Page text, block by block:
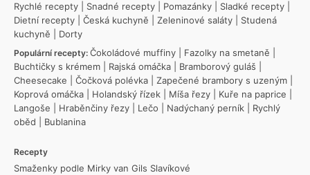
Rychlé recepty
Snadné recepty Pomazánky Sladké recepty
Dietní recepty
Česká kuchyně Zeleninové saláty
Studená
kuchyně
Dorty
Populární recepty: Čokoládové muffiny Fazolky na smetaně
Buchtičky s krémem
Rajská omáčka Bramborový guláš
Cheesecake
Čočková polévka Zapečené brambory s uzeným
Koprová omáčka
Holandský řízek Míša řezy Kuře na paprice
Langoše
Hraběnčiny řezy Lečo Nadýchaný perník
Rychlý
oběd
Bublanina
Recepty
Smaženky podle Mirky van Gils Slavíkové